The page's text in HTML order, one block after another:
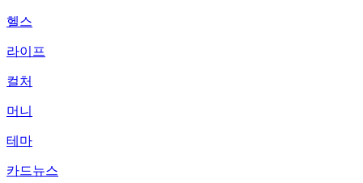
헬스
라이프
컬처
머니
테마
카드뉴스